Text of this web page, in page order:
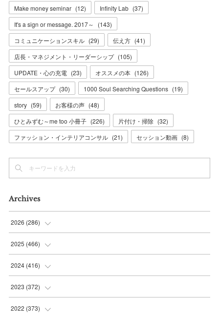
Make money seminar (12) Infinity Lab (37)
It's a sign or message. 2017～
(143)
コミュニケーションスキル (29) 伝え方 (41)
店長・マネジメント・リーダーシップ (105)
UPDATE・心の充電 (23) オススメの本 (126)
セールスアップ (30) 1000 Soul Searching Questions (19)
story (59) お客様の声 (48)
ひとみずむ～me too 小冊子 (226) 片付け・掃除 (32)
ファッション・インテリアコンサル (21) セッション動画 (8)
Archives
2026 (286)
(7)
(36
(37
(42
2025 (466)
(56
(37
(35
2024 (416)
(38
(39
2023 (372)
(31
2022 (373)